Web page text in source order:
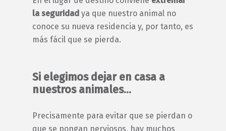
la seguridad ya que nuestro animal no
conoce su nueva residencia y, por tanto, es
más fácil que se pierda.
Si elegimos dejar en casa a
nuestros animales…
Precisamente para evitar que se pierdan o
que se pongan nerviosos, hay muchos